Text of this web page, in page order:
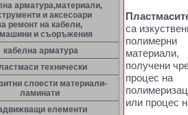
арматура,материали,
и аксесоари
ремонт на кабели,
и съоръжения
кабелна арматура
технически
слоести материали-
ламинати
елементи
са
полимерни
материали,
получени
процес на
или процес